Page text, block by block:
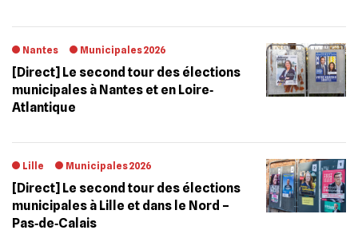
Nantes Municipales 2026
[Direct] Le second tour des élections
municipales à Nantes et en Loire‐
Atlantique
Lille Municipales 2026
[Direct] Le second tour des élections
municipales à Lille et dans le Nord –
Pas‐de‐Calais